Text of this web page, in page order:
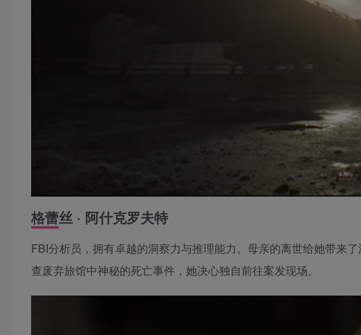
格蕾丝 · 阿什克罗夫特
FBI分析员，拥有卓越的洞察力与推理能力。母亲的离世给她带来
查废弃旅馆中神秘的死亡事件，她决心独自前往案发现场。